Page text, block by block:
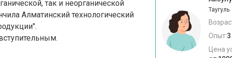
так и неорганической
Алматинский технологический
Таугуль
Опыт:
Цена